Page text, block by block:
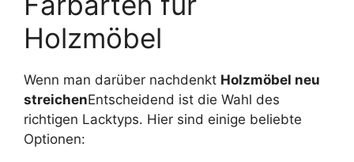
Holzmöbel
Wenn man darüber nachdenkt Holzmöbel neu
streichenEntscheidend ist die Wahl des
richtigen Lacktyps. Hier sind einige beliebte
Optionen: